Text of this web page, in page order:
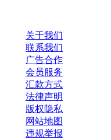
关于我们
联系我们
广告合作
会员服务
汇款方式
法律声明
版权隐私
网站地图
违规举报